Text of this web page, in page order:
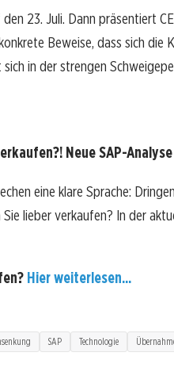
23. Juli. Dann präsentiert
Beweise, dass sich die
in der strengen
Neue SAP-
eine klare Sprache:
lieber verkaufen? In der
Hier weiterlesen...
SAP Technologie